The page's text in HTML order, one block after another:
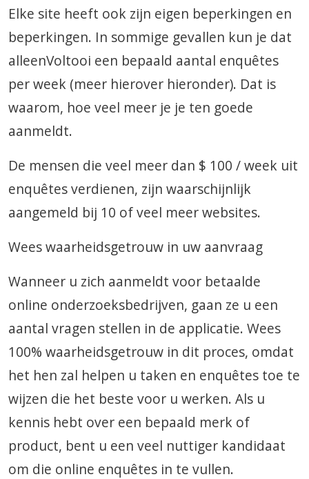
Elke site heeft ook zijn eigen beperkingen en
beperkingen. In sommige gevallen kun je dat
alleenVoltooi een bepaald aantal enquêtes
per week (meer hierover hieronder). Dat is
waarom, hoe veel meer je je ten goede
aanmeldt.
De mensen die veel meer dan $ 100 / week uit
enquêtes verdienen, zijn waarschijnlijk
aangemeld bij 10 of veel meer websites.
Wees waarheidsgetrouw in uw aanvraag
Wanneer u zich aanmeldt voor betaalde
online onderzoeksbedrijven, gaan ze u een
aantal vragen stellen in de applicatie. Wees
100% waarheidsgetrouw in dit proces, omdat
het hen zal helpen u taken en enquêtes toe te
wijzen die het beste voor u werken. Als u
kennis hebt over een bepaald merk of
product, bent u een veel nuttiger kandidaat
om die online enquêtes in te vullen.